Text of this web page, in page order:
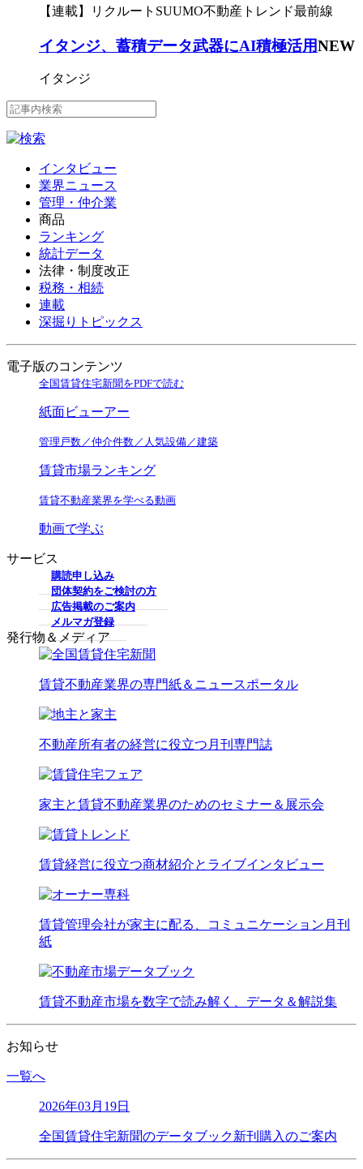
【連載】リクルートSUUMO不動産トレンド最前線
イタンジ、蓄積データ武器にAI積極活用NEW
イタンジ
インタビュー
業界ニュース
管理・仲介業
商品
ランキング
統計データ
法律・制度改正
税務・相続
連載
深掘りトピックス
電子版のコンテンツ
全国賃貸住宅新聞をPDFで読む
紙面ビューアー
管理戸数／仲介件数／人気設備／建築
賃貸市場ランキング
賃貸不動産業界を学べる動画
動画で学ぶ
サービス
購読申し込み
団体契約をご検討の方
広告掲載のご案内
メルマガ登録
発行物＆メディア
賃貸不動産業界の専門紙＆ニュースポータル
不動産所有者の経営に役立つ月刊専門誌
家主と賃貸不動産業界のためのセミナー＆展示会
賃貸経営に役立つ商材紹介とライブインタビュー
賃貸管理会社が家主に配る、コミュニケーション月刊
紙
賃貸不動産市場を数字で読み解く、データ＆解説集
お知らせ
一覧へ
2026年03月19日
全国賃貸住宅新聞のデータブック新刊購入のご案内